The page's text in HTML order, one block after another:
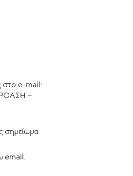
στο e-mail:
–
σημείωμα.
email.